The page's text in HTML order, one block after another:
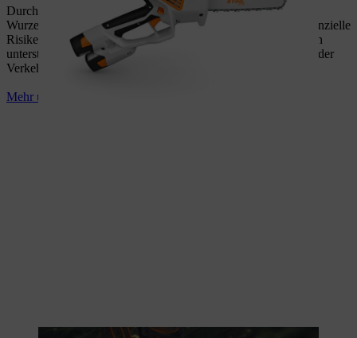
Durch die systematische Beurteilung von Stamm, Krone und
Wurzelbereich lassen sich Schäden, Vitalitätsverluste und potenzielle
Risiken frühzeitig erkennen. Eine fachgerechte Dokumentation
unterstützt dabei, Maßnahmen nachvollziehbar zu planen und der
Verkehrssicherungspflicht gerecht zu werden.
Mehr über Baumkontrolle